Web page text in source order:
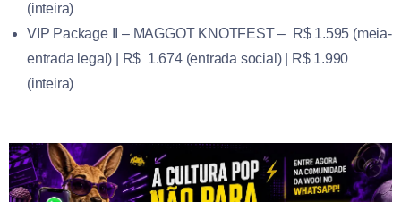
(inteira)
VIP Package II – MAGGOT KNOTFEST – R$ 1.595 (meia-
entrada legal) | R$ 1.674 (entrada social) | R$ 1.990
(inteira)